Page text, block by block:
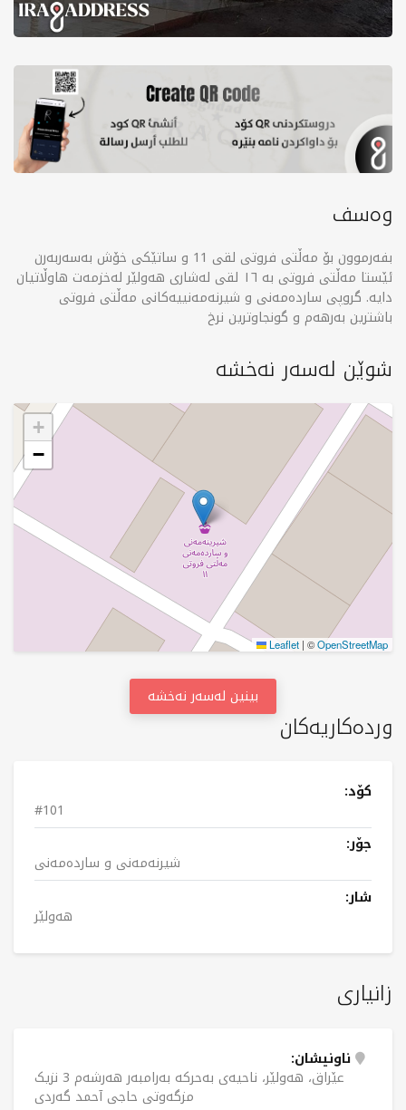
وردەکاریەکان
کۆد:
#101
جۆر:
شیرنەمەنی و ساردەمەنی
شار:
هەولێر
زانیاری
ناونیشان:
عێراق، هەولێر، ناحیەی بەحرکە بەرامبەر هەرشەم 3 نزیک
مزگەوتی حاجی آحمد گەردی
وەسف
بفەرموون بۆ مەڵتی فروتی لقی 11 و ساتێکی خۆش بەسەربەرن
ئێستا مەڵتی فروتی بە ١٦ لقی لەشاری هەولێر لەخزمەت هاوڵاتیان
دایە. گروپی سارده‌مه‌نی و شیرنه‌مه‌نییه‌كانی مه‌ڵتی فروتی
باشترین به‌رهه‌م و گونجاوترین نرخ
شوێن لەسەر نەخشە
+
−
Leaflet | ©OpenStreetMap
بینین لەسەر نەخشە